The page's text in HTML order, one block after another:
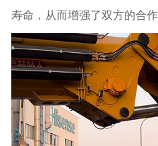
寿命，从而增强了双方的合作